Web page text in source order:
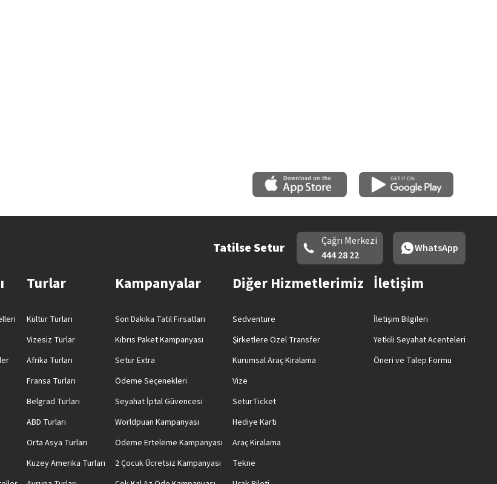
Tatilse Setur
Çağrı Merkezi
444 28 22
WhatsApp
Turlar
Kültür Turları
Vizesiz Turlar
Afrika Turları
Fransa Turları
Belgrad Turları
ABD Turları
Orta Asya Turları
Kuzey Amerika Turları
Kampanyalar
Son Dakika Tatil Fırsatları
Kıbrıs Paket Kampanyası
Setur Extra
Ödeme Seçenekleri
Seyahat İptal Güvencesi
Worldpuan Kampanyası
Ödeme Erteleme Kampanyası
2 Çocuk Ücretsiz Kampanyası
Diğer Hizmetlerimiz
Sedventure
Şirketlere Özel Transfer
Kurumsal Araç Kiralama
Vize
SeturTicket
Hediye Kartı
Araç Kiralama
Tekne
İletişim
İletişim Bilgileri
Yetkili Seyahat Acenteleri
Öneri ve Talep Formu